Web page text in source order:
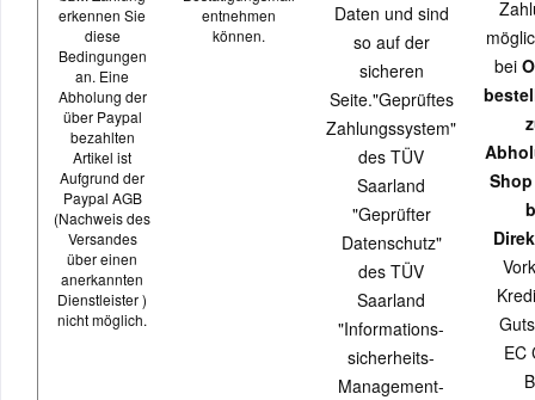
erkennen Sie
diese
Bedingungen
an. Eine
Abholung der
über Paypal
bezahlten
Artikel ist
Aufgrund der
Paypal AGB
(Nachweis des
Versandes
über einen
anerkannten
Dienstleister )
nicht möglich.
entnehmen
können.
Daten und sind
so auf der
sicheren
Seite."Geprüftes
Zahlungssystem"
des TÜV
Saarland
"Geprüfter
Datenschutz"
des TÜV
Saarland
"Informations-
sicherheits-
Management-
bei
EC